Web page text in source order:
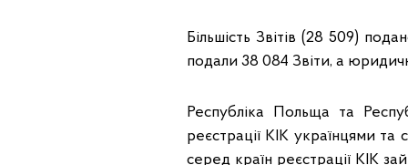
Більшість Звітів (28 509)
подали 38 084 Звіти, а
Республіка Польща та
реєстрації КІК українцями
серед країн реєстрації КІК